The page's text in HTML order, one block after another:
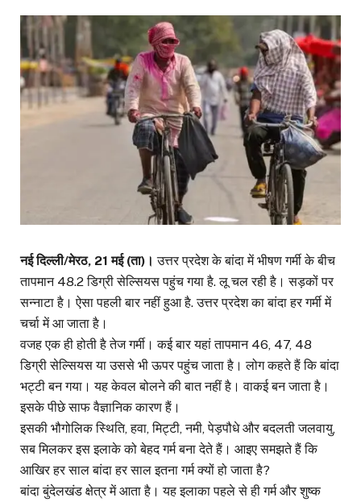
नई दिल्ली/मेरठ, 21 मई (ता)। उत्तर प्रदेश के बांदा में भीषण गर्मी के बीच
तापमान 48.2 डिग्री सेल्सियस पहुंच गया है. लू चल रही है। सड़कों पर
सन्नाटा है। ऐसा पहली बार नहीं हुआ है. उत्तर प्रदेश का बांदा हर गर्मी में
चर्चा में आ जाता है।
वजह एक ही होती है तेज गर्मी। कई बार यहां तापमान 46, 47, 48
डिग्री सेल्सियस या उससे भी ऊपर पहुंच जाता है। लोग कहते हैं कि बांदा
भट्टी बन गया। यह केवल बोलने की बात नहीं है। वाकई बन जाता है।
इसके पीछे साफ वैज्ञानिक कारण हैं।
इसकी भौगोलिक स्थिति, हवा, मिट्टी, नमी, पेड़पौधे और बदलती जलवायु,
सब मिलकर इस इलाके को बेहद गर्म बना देते हैं। आइए समझते हैं कि
आखिर हर साल बांदा हर साल इतना गर्म क्यों हो जाता है?
बांदा बुंदेलखंड क्षेत्र में आता है। यह इलाका पहले से ही गर्म और शुष्क